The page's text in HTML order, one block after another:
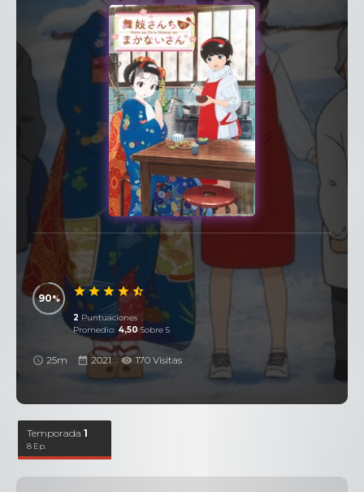
90
2 Puntuaciones
Promedio: 4,50Sobre 5
25m 2021 170 Visitas
Temporada1
8 Ep.